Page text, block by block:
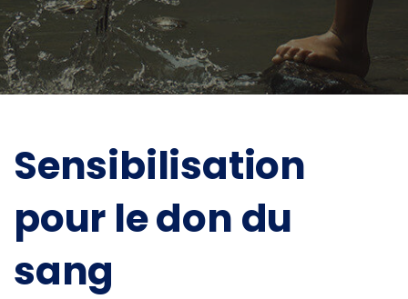
Sensibilisation
pour le don du
sang